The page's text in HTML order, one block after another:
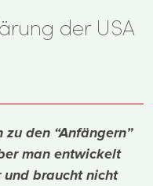
der USA
zu den “Anfängern”
man entwickelt
braucht nicht